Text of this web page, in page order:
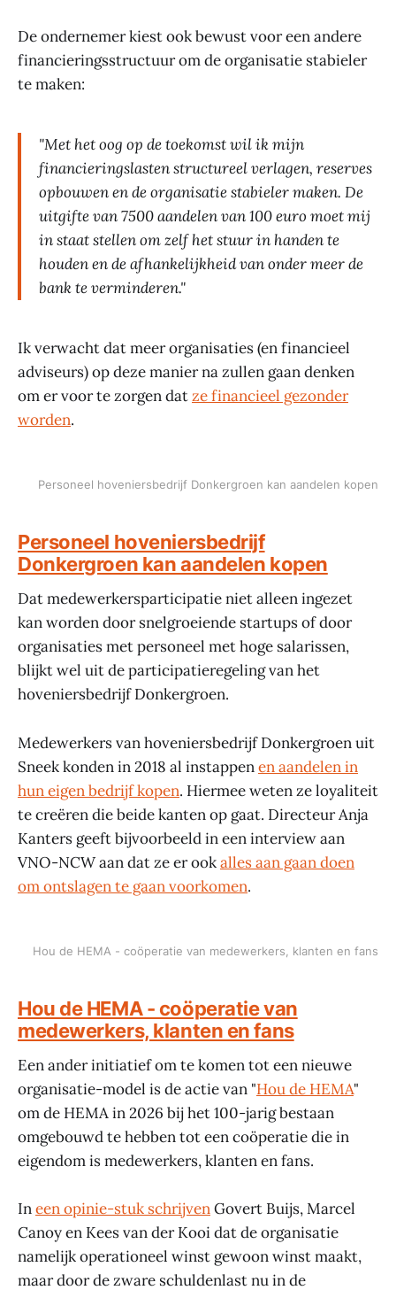
De ondernemer kiest ook bewust voor een andere
financieringsstructuur om de organisatie stabieler
te maken:
"Met het oog op de toekomst wil ik mijn
financieringslasten structureel verlagen, reserves
opbouwen en de organisatie stabieler maken. De
uitgifte van 7500 aandelen van 100 euro moet mij
in staat stellen om zelf het stuur in handen te
houden en de afhankelijkheid van onder meer de
bank te verminderen."
Ik verwacht dat meer organisaties (en financieel
adviseurs) op deze manier na zullen gaan denken
om er voor te zorgen datze financieel gezonder
worden.
Personeel hoveniersbedrijf Donkergroen kan aandelen kopen
Personeel hoveniersbedrijf
Donkergroen kan aandelen kopen
Dat medewerkersparticipatie niet alleen ingezet
kan worden door snelgroeiende startups of door
organisaties met personeel met hoge salarissen,
blijkt wel uit de participatieregeling van het
hoveniersbedrijf Donkergroen.
Medewerkers van hoveniersbedrijf Donkergroen uit
Sneek konden in 2018 al instappenen aandelen in
hun eigen bedrijf kopen. Hiermee weten ze loyaliteit
te creëren die beide kanten op gaat. Directeur Anja
Kanters geeft bijvoorbeeld in een interview aan
VNO-NCW aan dat ze er ookalles aan gaan doen
om ontslagen te gaan voorkomen.
Hou de HEMA - coöperatie van medewerkers, klanten en fans
Hou de HEMA - coöperatie van
medewerkers, klanten en fans
Een ander initiatief om te komen tot een nieuwe
organisatie-model is de actie van "Hou de HEMA"
om de HEMA in 2026 bij het 100-jarig bestaan
omgebouwd te hebben tot een coöperatie die in
eigendom is medewerkers, klanten en fans.
Ineen opinie-stuk schrijvenGovert Buijs, Marcel
Canoy en Kees van der Kooi dat de organisatie
namelijk operationeel winst gewoon winst maakt,
maar door de zware schuldenlast nu in de